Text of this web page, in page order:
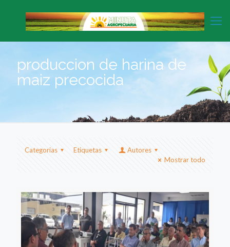
produccion de harina de
maiz precocida
Categorias Etiquetas
Autores
Mostrar todo